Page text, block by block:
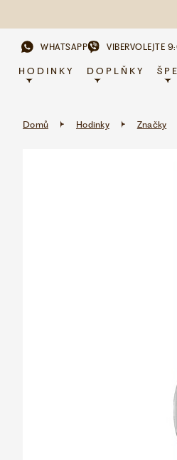
WHATSAPP VIBERVOLEJTE
HODINKY DOPLŇKY
Domů Hodinky Značky